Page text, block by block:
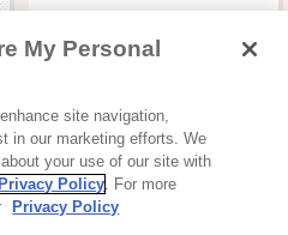
「難消化性デキストリン」
My Personal
site navigation,
in our marketing efforts. We
your use of our site with
Privacy Policy. For more
Privacy Policy